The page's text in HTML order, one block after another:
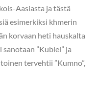
Aasiasta ja tästä
esimerkiksi khmerin
korvaan heti hauskalta
”Kublei” ja
tervehtii ”Kumno”,